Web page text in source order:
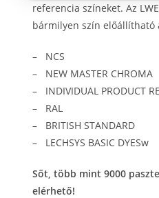
referencia színeket. Az
bármilyen szín előállítható
– NCS
– NEW MASTER CHROMA
– INDIVIDUAL PRODUCT
– RAL
– BRITISH STANDARD
– LECHSYS BASIC DYESw
Sőt, több mint 9000
elérhető!